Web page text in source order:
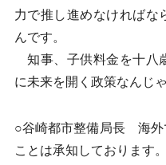
力で推し進めなければな
んです。
知事、子供料金を十八
に未来を開く政策なんじ
○谷崎都市整備局長 海外
ことは承知しております。